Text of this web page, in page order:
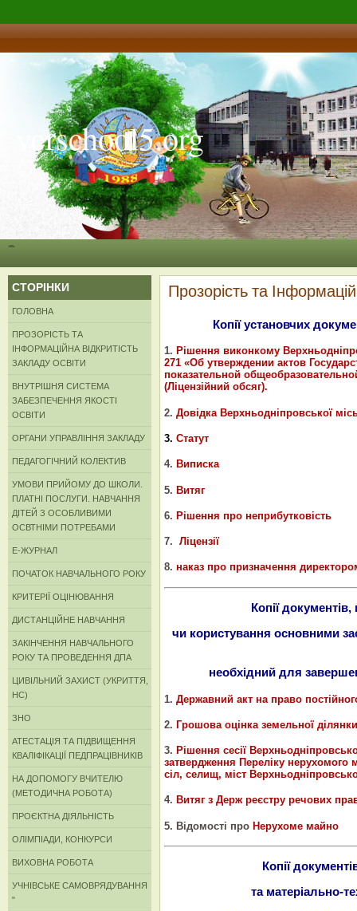
verschool5.org
СТОРІНКИ
ГОЛОВНА
ПРОЗОРІСТЬ ТА
ІНФОРМАЦІЙНА ВІДКРИТІСТЬ
ЗАКЛАДУ ОСВІТИ
ВНУТРІШНЯ СИСТЕМА
ЗАБЕЗПЕЧЕННЯ ЯКОСТІ
ОСВІТИ
ОРГАНИ УПРАВЛІННЯ ЗАКЛАДУ
ПЕДАГОГІЧНИЙ КОЛЕКТИВ
УМОВИ ПРИЙОМУ ДО ШКОЛИ.
ПЛАТНІ ПОСЛУГИ. НАВЧАННЯ
ДІТЕЙ З ОСОБЛИВИМИ
ОСВТНІМИ ПОТРЕБАМИ
Е-ЖУРНАЛ
ПОЧАТОК НАВЧАЛЬНОГО РОКУ
КРИТЕРІЇ ОЦІНЮВАННЯ
ДИСТАНЦІЙНЕ НАВЧАННЯ
ЗАКІНЧЕННЯ НАВЧАЛЬНОГО
РОКУ ТА ПРОВЕДЕННЯ ДПА
ЦИВІЛЬНИЙ ЗАХИСТ (УКРИТТЯ,
НС)
ЗНО
АТЕСТАЦІЯ ТА ПІДВИЩЕННЯ
КВАЛІФІКАЦІЇ ПЕДПРАЦІВНИКІВ
НА ДОПОМОГУ ВЧИТЕЛЮ
(МЕТОДИЧНА РОБОТА)
ПРОЄКТНА ДІЯЛЬНІСТЬ
ОЛІМПІАДИ, КОНКУРСИ
ВИХОВНА РОБОТА
УЧНІВСЬКЕ САМОВРЯДУВАННЯ
"
Прозорість та
Копії установчих
1. Рішення виконкому
271 «Об утверждении актов
показательной
(Ліцензійний обсяг).
2. Довідка Верхньодніпровської
3. Статут
4. Виписка
5. Витяг
6. Рішення про неприбутковість
7. Ліцензії
8. наказ про призначення
Копії
чи користування основними
необхідний для
1. Державний акт на право
2. Грошова оцінка земельної ділянки
3. Рішення сесії
затвердження Переліку нерухомого
сіл, селищ, міст
4. Витяг з Держ реєстру речових
5. Відомості про Нерухоме майно
Копії
та матеріально-